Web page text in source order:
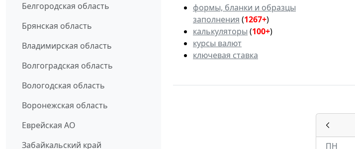
Белгородская область
Брянская область
Владимирская область
Волгоградская область
Вологодская область
Воронежская область
Еврейская АО
Забайкальский край
формы, бланки и образцы
заполнения (1267+)
калькуляторы (100+)
курсы валют
ключевая ставка
ПН